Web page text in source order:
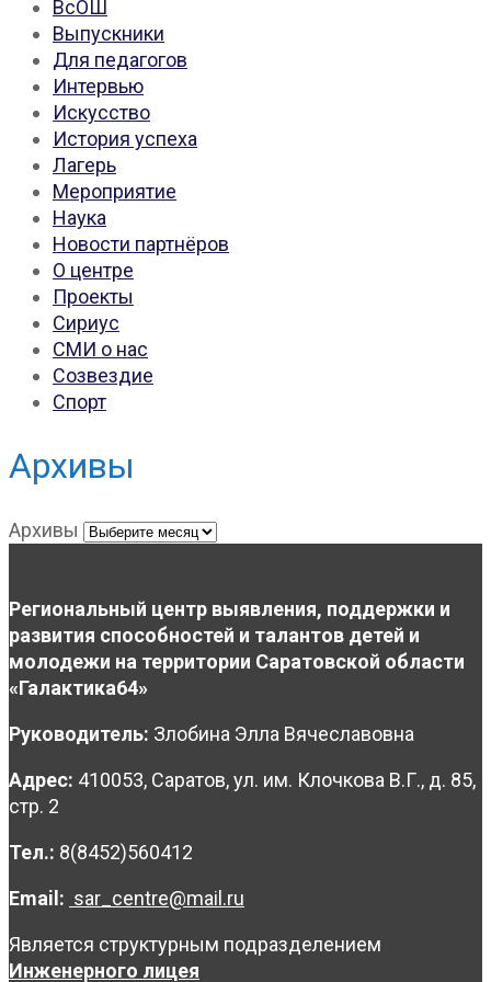
ВсОШ
Выпускники
Для педагогов
Интервью
Искусство
История успеха
Лагерь
Мероприятие
Наука
Новости партнёров
О центре
Проекты
Сириус
СМИ о нас
Созвездие
Спорт
Архивы
Архивы
Региональный центр выявления, поддержки и
развития способностей и талантов детей и
молодежи на территории Саратовской области
«Галактика64»
Руководитель: Злобина Элла Вячеславовна
Адрес: 410053, Саратов, ул. им. Клочкова В.Г., д. 85,
стр. 2
Тел.: 8(8452)560412
Email: sar_centre@mail.ru
Является структурным подразделением
Инженерного лицея